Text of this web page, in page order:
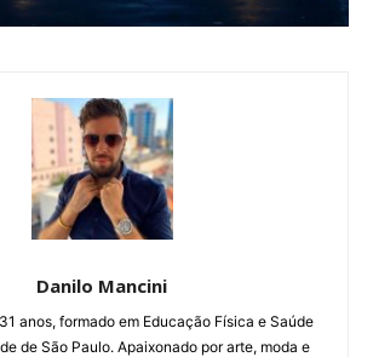
Danilo Mancini
anos, formado em Educação Física e Saúde
de São Paulo. Apaixonado por arte, moda e